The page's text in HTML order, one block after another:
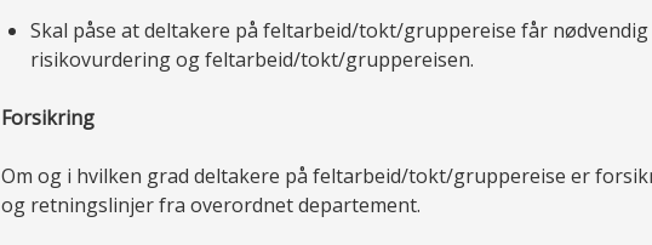
Skal påse at deltakere på feltarbeid/tokt/gruppereise får
risikovurdering og feltarbeid/tokt/gruppereisen.
Forsikring
Om og i hvilken grad deltakere på feltarbeid/tokt/gruppereise er
og retningslinjer fra overordnet departement.